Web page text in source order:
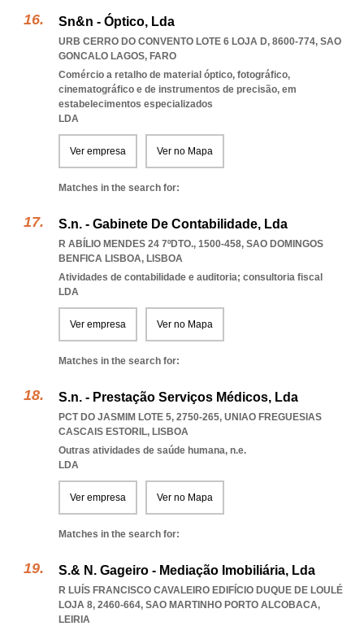
Sn&n - Óptico, Lda
URB CERRO DO CONVENTO LOTE 6 LOJA D, 8600-774, SAO
GONCALO LAGOS, FARO
Comércio a retalho de material óptico, fotográfico,
cinematográfico e de instrumentos de precisão, em
estabelecimentos especializados
LDA
Ver empresa Ver no Mapa
Matches in the search for:
S.n. - Gabinete De Contabilidade, Lda
R ABÍLIO MENDES 24 7ºDTO., 1500-458, SAO DOMINGOS
BENFICA LISBOA, LISBOA
Atividades de contabilidade e auditoria; consultoria fiscal
LDA
Ver empresa Ver no Mapa
Matches in the search for:
S.n. - Prestação Serviços Médicos, Lda
PCT DO JASMIM LOTE 5, 2750-265, UNIAO FREGUESIAS
CASCAIS ESTORIL, LISBOA
Outras atividades de saúde humana, n.e.
LDA
Ver empresa Ver no Mapa
Matches in the search for:
S.& N. Gageiro - Mediação Imobiliária, Lda
R LUÍS FRANCISCO CAVALEIRO EDIFÍCIO DUQUE DE LOULÉ
LOJA 8, 2460-664, SAO MARTINHO PORTO ALCOBACA,
LEIRIA